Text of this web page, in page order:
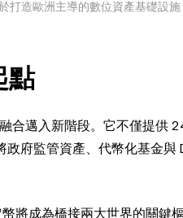
造歐洲主導的數位資產基礎設
點
合邁入新階段。它不僅提供
府監管資產、代幣化基金與
將成為橋接兩大世界的關鍵